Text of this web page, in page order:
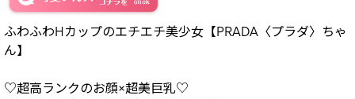
ふわふわHカップのエチエチ美少女【PRADA〈プラダ〉ちゃ
ん】
♡超高ランクのお顔×超美巨乳♡